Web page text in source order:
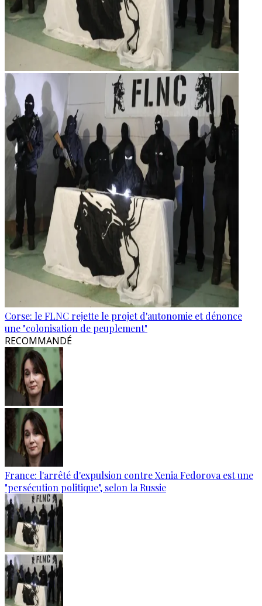
Corse: le FLNC rejette le projet d'autonomie et dénonce
une "colonisation de peuplement"
RECOMMANDÉ
France: l'arrêté d'expulsion contre Xenia Fedorova est une
"persécution politique", selon la Russie